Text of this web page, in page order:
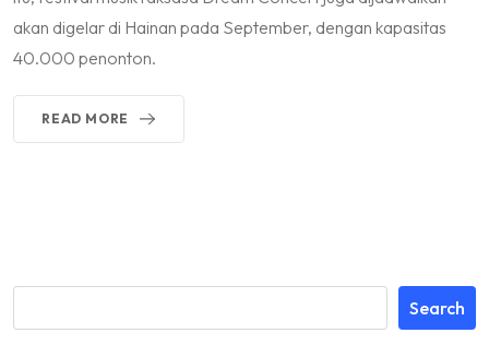
akan digelar di Hainan pada September, dengan kapasitas
40.000 penonton.
READ MORE
Search